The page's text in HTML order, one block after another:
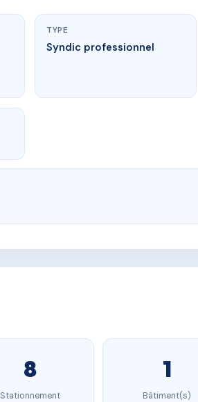
TYPE
Syndic professionnel
8
Stationnement
1
Bâtiment(s)